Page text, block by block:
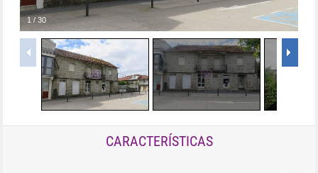
1 / 30
CARACTERÍSTICAS